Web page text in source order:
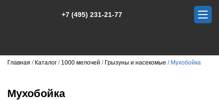
+7 (495) 231-21-77
Главная Каталог 1000 мелочей Грызуны и насекомые Мухобойка
Мухобойка